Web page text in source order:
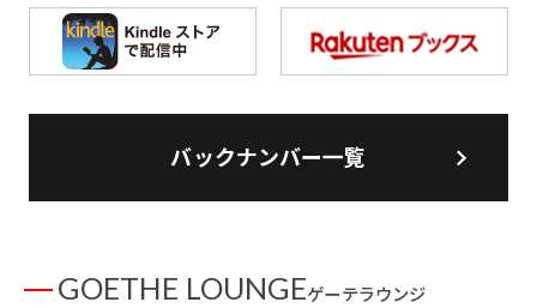
バックナンバー一覧
GOETHE LOUNGEゲーテラウンジ